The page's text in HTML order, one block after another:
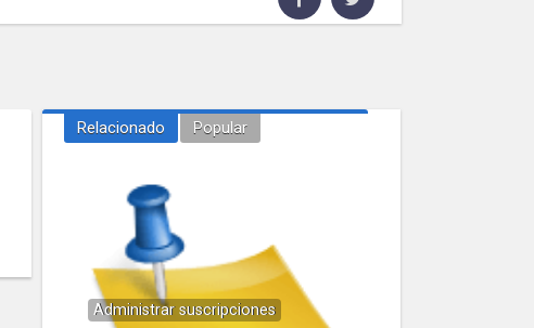
Relacionado Popular
Administrar suscripciones